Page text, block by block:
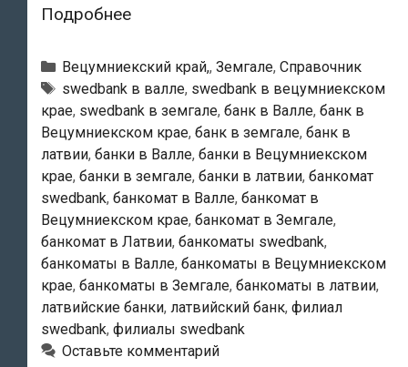
ПодробнееSwedbank
Банкоматы
в
Валле
Рубрики
Вецумниекский край,, Земгале, Справочник
Тэги
swedbank в валле, swedbank в вецумниекском
крае, swedbank в земгале, банк в Валле, банк в
Вецумниекском крае, банк в земгале, банк в
латвии, банки в Валле, банки в Вецумниекском
крае, банки в земгале, банки в латвии, банкомат
swedbank, банкомат в Валле, банкомат в
Вецумниекском крае, банкомат в Земгале,
банкомат в Латвии, банкоматы swedbank,
банкоматы в Валле, банкоматы в Вецумниекском
крае, банкоматы в Земгале, банкоматы в латвии,
латвийские банки, латвийский банк, филиал
swedbank, филиалы swedbank
Оставьте комментарий